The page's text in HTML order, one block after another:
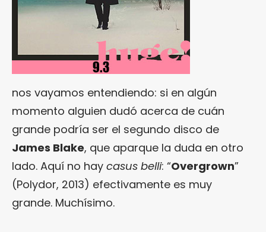
nos vayamos entendiendo: si en algún
momento alguien dudó acerca de cuán
grande podría ser el segundo disco de
James Blake, que aparque la duda en otro
lado. Aquí no hay casus belli: “Overgrown”
(Polydor, 2013) efectivamente es muy
grande. Muchísimo.